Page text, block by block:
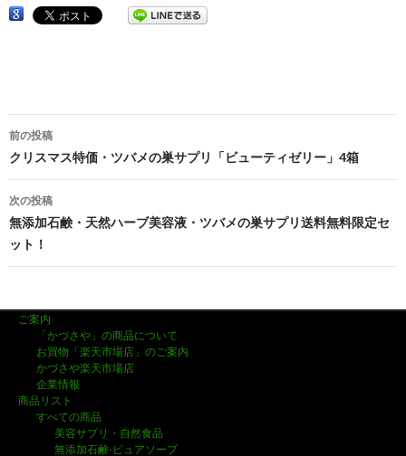
投
稿
ナ
ビ
ー
ン
前の投稿
クリスマス特価・ツバメの巣サプリ「ビューティゼリー」4箱
次の投稿
無添加石鹸・天然ハーブ美容液・ツバメの巣サプリ送料無料限定セ
ット！
ご案内
「かづさや」の商品について
お買物「楽天市場店」のご案内
かづさや楽天市場店
企業情報
商品リスト
すべての商品
美容サプリ・自然食品
無添加石鹸-ピュアソープ